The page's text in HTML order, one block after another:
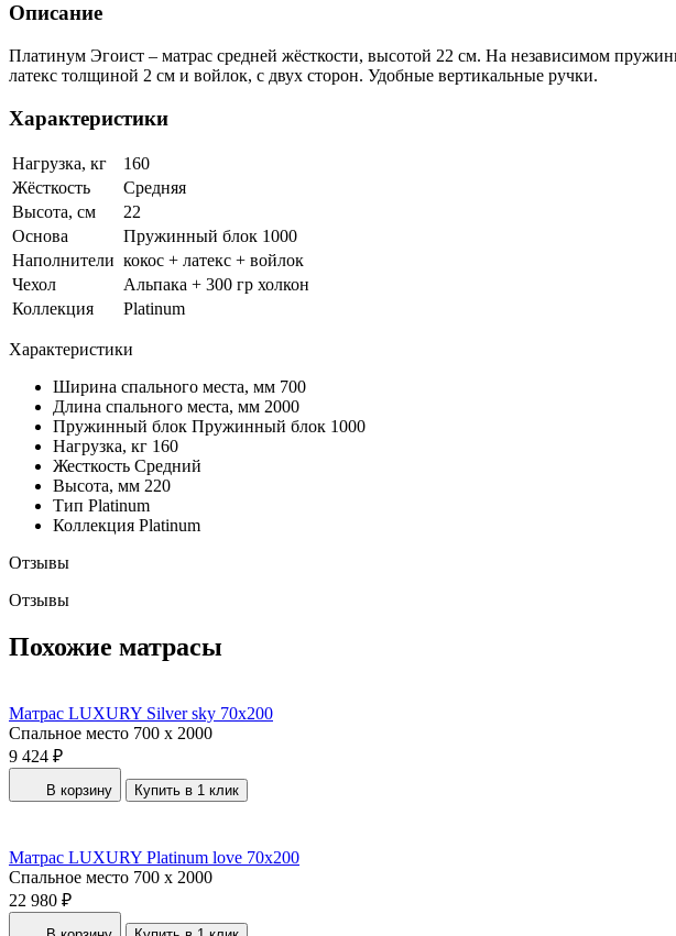
Описание
Платинум Эгоист – матрас средней жёсткости, высотой 22 см. На независимом
латекс толщиной 2 см и войлок, с двух сторон. Удобные вертикальные ручки.
Характеристики
Нагрузка, кг
160
Жёсткость
Средняя
Высота, см
22
Основа
Пружинный блок 1000
Наполнители кокос + латекс + войлок
Чехол
Альпака + 300 гр холкон
Коллекция
Platinum
Характеристики
Ширина спального места, мм 700
Длина спального места, мм 2000
Пружинный блок Пружинный блок 1000
Нагрузка, кг 160
Жесткость Средний
Высота, мм 220
Тип Platinum
Коллекция Platinum
Отзывы
Отзывы
Похожие матрасы
Матрас LUXURY Silver sky 70x200
Спальное место 700 x 2000
9 424 ₽
В корзину Купить в 1 клик
Матрас LUXURY Platinum love 70x200
Спальное место 700 x 2000
22 980 ₽